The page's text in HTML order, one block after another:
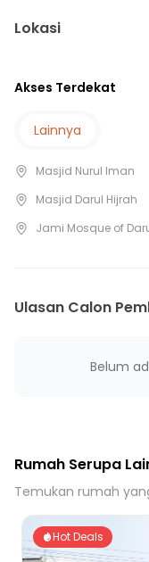
33 menit ke Gerbang
33 menit ke Terminal
Lokasi
Akses Terdekat
Lainnya
Masjid Nurul Iman
Masjid Darul Hijrah
Jami Mosque of
Ulasan Calon
Belum
Rumah Serupa
Temukan rumah
Hot Deals